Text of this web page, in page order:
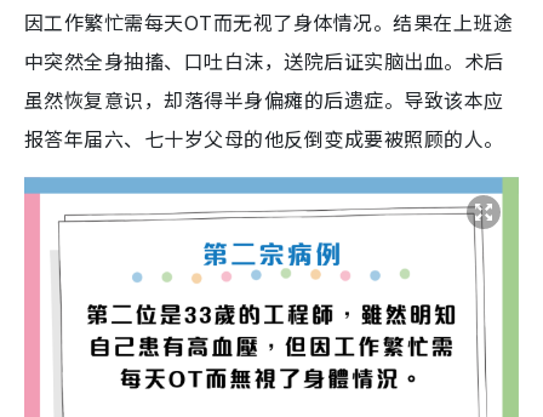
因工作繁忙需每天OT而无视了身体情况。结果在上班途
中突然全身抽搐、口吐白沫，送院后证实脑出血。术后
虽然恢复意识，却落得半身偏瘫的后遗症。导致该本应
报答年届六、七十岁父母的他反倒变成要被照顾的人。